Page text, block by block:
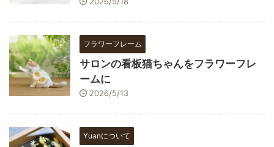
フラワーフレーム
サロンの看板猫ちゃんをフラワーフレ
ームに
2026/5/13
Yuanについて